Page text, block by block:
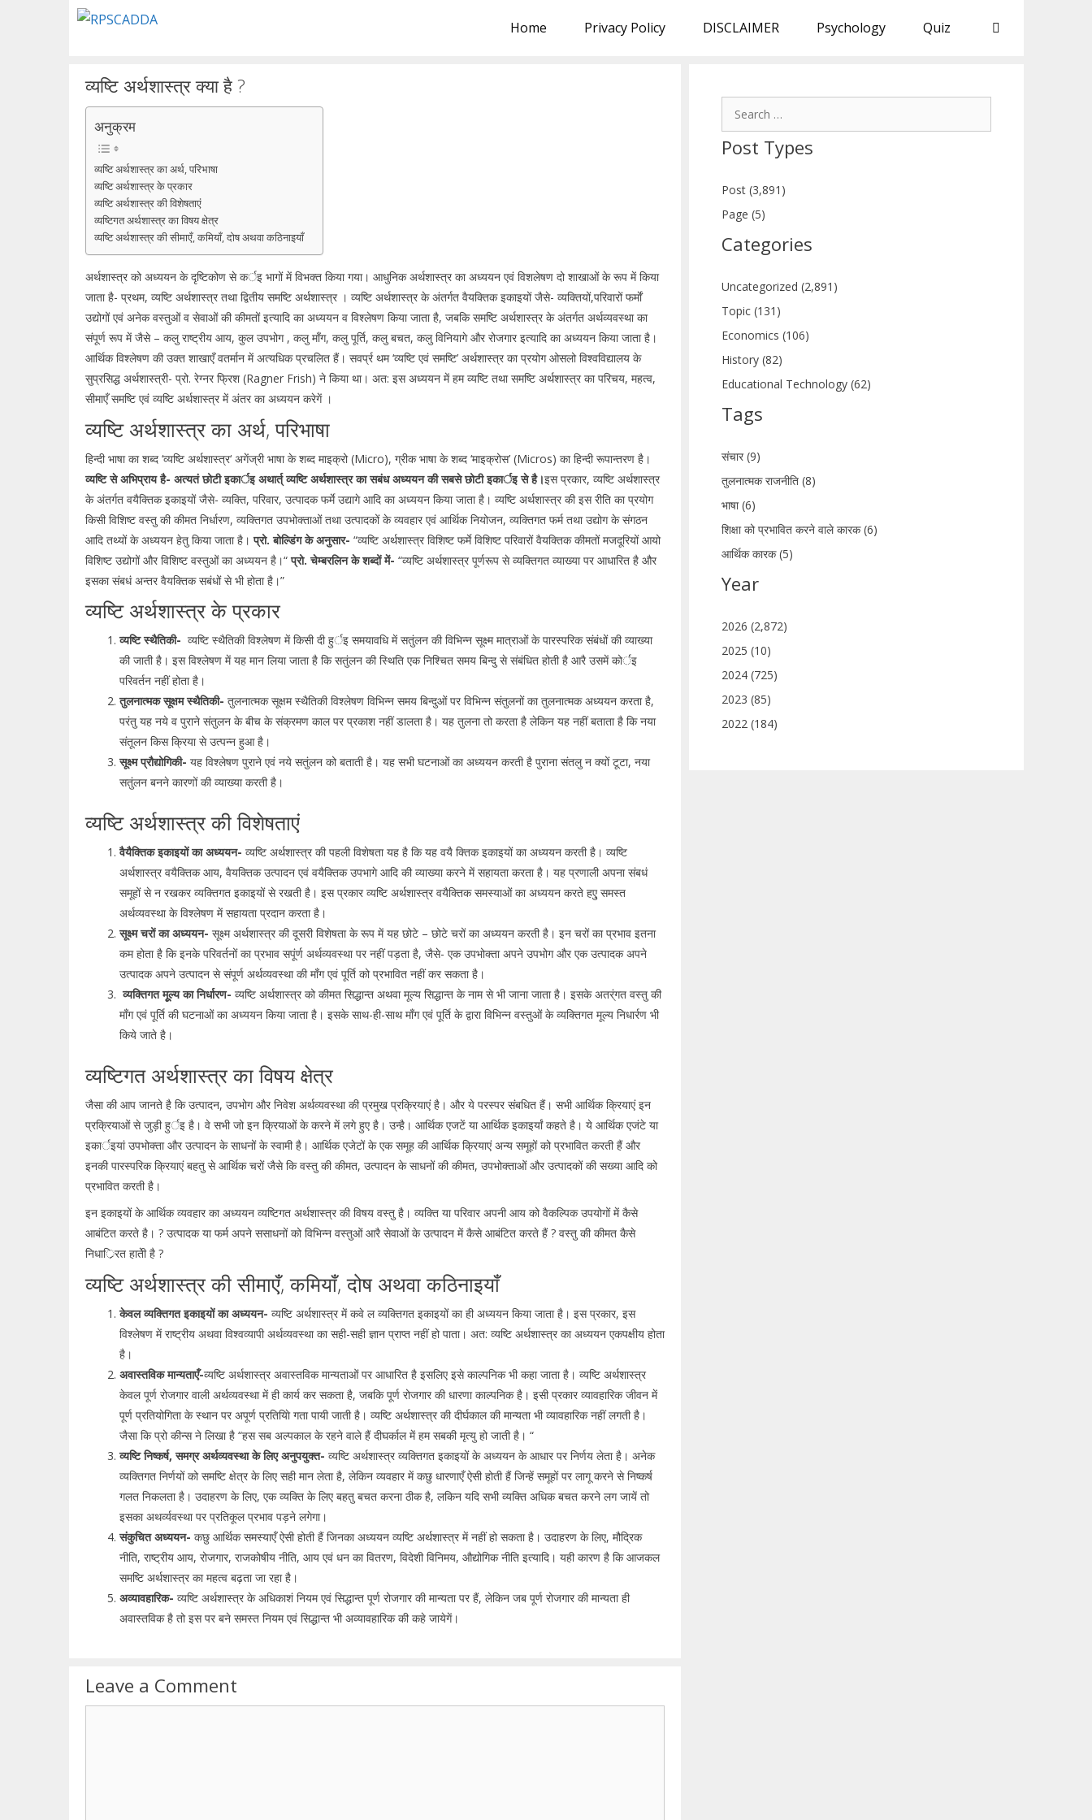
Home Privacy Policy DISCLAIMER Psychology Quiz
व्यष्टि अर्थशास्त्र क्या है ?
अनुक्रम
व्यष्टि अर्थशास्त्र का अर्थ, परिभाषा
व्यष्टि अर्थशास्त्र के प्रकार
व्यष्टि अर्थशास्त्र की विशेषताएं
व्यष्टिगत अर्थशास्त्र का विषय क्षेत्र
व्यष्टि अर्थशास्त्र की सीमाएँ, कमियाँ, दोष अथवा कठिनाइयाँ
अर्थशास्त्र को अध्ययन के दृष्टिकोण से कर्इ भागों में विभक्त किया गया। आधुनिक अर्थशास्त्र का अध्ययन एवं विशलेषण दो शाखाओं के रूप में किया
जाता है- प्रथम, व्यष्टि अर्थशास्त्र तथा द्वितीय समष्टि अर्थशास्त्र । व्यष्टि अर्थशास्त्र के अंतर्गत वैयक्तिक इकाइयों जैसे- व्यक्तियों,परिवारों फर्माें
उद्योगों एवं अनेक वस्तुओं व सेवाओं की कीमतों इत्यादि का अध्ययन व विश्लेषण किया जाता है, जबकि समष्टि अर्थशास्त्र के अंतर्गत अर्थव्यवस्था का
संपूर्ण रूप में जैसे – कलु राष्ट्रीय आय, कुल उपभोग , कलु माँग, कलु पूर्ति, कलु बचत, कलु विनियागे और रोजगार इत्यादि का अध्ययन किया जाता है।
आर्थिक विश्लेषण की उक्त शाखाएँ वतर्मान में अत्यधिक प्रचलित हैं। सवर्प्र थम ‘व्यष्टि एवं समष्टि’ अर्थशास्त्र का प्रयोग ओसलो विश्वविद्यालय के
सुप्रसिद्ध अर्थशास्त्री- प्रो. रेग्नर फ्रिश (Ragner Frish) ने किया था। अत: इस अध्ययन में हम व्यष्टि तथा समष्टि अर्थशास्त्र का परिचय, महत्व,
सीमाएँ समष्टि एवं व्यष्टि अर्थशास्त्र में अंतर का अध्ययन करेगें ।
व्यष्टि अर्थशास्त्र का अर्थ, परिभाषा
हिन्दी भाषा का शब्द ‘व्यष्टि अर्थशास्त्र‘ अगेंज्री भाषा के शब्द माइक्रो (Micro), ग्रीक भाषा के शब्द ‘माइक्रोस’ (Micros) का हिन्दी रूपान्तरण है।
व्यष्टि से अभिप्राय है- अत्यतं छोटी इकार्इ अथार्त् व्यष्टि अर्थशास्त्र का सबंध अध्ययन की सबसे छोटी इकार्इ से है।इस प्रकार, व्यष्टि अर्थशास्त्र
के अंतर्गत वयैक्तिक इकाइयों जैसे- व्यक्ति, परिवार, उत्पादक फर्मे उद्यागे आदि का अध्ययन किया जाता है। व्यष्टि अर्थशास्त्र की इस रीति का प्रयोग
किसी विशिष्ट वस्तु की कीमत निर्धारण, व्यक्तिगत उपभोक्ताओं तथा उत्पादकों के व्यवहार एवं आर्थिक नियोजन, व्यक्तिगत फर्म तथा उद्योग के संगठन
आदि तथ्यों के अध्ययन हेतु किया जाता है।प्रो. बोल्डिंग के अनुसार- “व्यष्टि अर्थशास्त्र विशिष्ट फर्मे विशिष्ट परिवारों वैयक्तिक कीमतों मजदूरियों आयो
विशिष्ट उद्योगों और विशिष्ट वस्तुओं का अध्ययन है।“प्रो. चेम्बरलिन के शब्दों में- “व्यष्टि अर्थशास्त्र पूर्णरूप से व्यक्तिगत व्याख्या पर आधारित है और
इसका संबधं अन्तर वैयक्तिक सबंधों से भी होता है।”
व्यष्टि अर्थशास्त्र के प्रकार
व्यष्टि स्थैतिकी- व्यष्टि स्थैतिकी विश्लेषण में किसी दी हुर्इ समयावधि में सतुंलन की विभिन्न सूक्ष्म मात्राओं के पारस्परिक संबंधों की व्याख्या
की जाती है। इस विश्लेषण में यह मान लिया जाता है कि सतुंलन की स्थिति एक निश्चित समय बिन्दु से संबंधित होती है आरै उसमें कोर्इ
परिवर्तन नहीं होता है।
तुलनात्मक सूक्षम स्थैतिकी- तुलनात्मक सूक्षम स्थैतिकी विश्लेषण विभिन्न समय बिन्दुओं पर विभिन्न संतुलनों का तुलनात्मक अध्ययन करता है,
परंतु यह नये व पुराने संतुलन के बीच के संक्रमण काल पर प्रकाश नहीं डालता है। यह तुलना तो करता है लेकिन यह नहीं बताता है कि नया
संतूलन किस क्रिया से उत्पन्न हुआ है।
सूक्ष्म प्रौद्योगिकी- यह विश्लेषण पुराने एवं नये सतुंलन को बताती है। यह सभी घटनाओं का अध्ययन करती है पुराना संतलु न क्यों टूटा, नया
सतुंलन बनने कारणों की व्याख्या करती है।
व्यष्टि अर्थशास्त्र की विशेषताएं
वैयैक्तिक इकाइयों का अध्ययन- व्यष्टि अर्थशास्त्र की पहली विशेषता यह है कि यह वयै क्तिक इकाइयों का अध्ययन करती है। व्यष्टि
अर्थशास्त्र वयैक्तिक आय, वैयक्तिक उत्पादन एवं वयैक्तिक उपभागे आदि की व्याख्या करने में सहायता करता है। यह प्रणाली अपना संबधं
समूहों से न रखकर व्यक्तिगत इकाइयों से रखती है। इस प्रकार व्यष्टि अर्थशास्त्र वयैक्तिक समस्याओं का अध्ययन करते हएु समस्त
अर्थव्यवस्था के विश्लेषण में सहायता प्रदान करता है।
सूक्ष्म चरों का अध्ययन- सूक्ष्म अर्थशास्त्र की दूसरी विशेषता के रूप में यह छोटे – छोटे चरों का अध्ययन करती है। इन चरों का प्रभाव इतना
कम होता है कि इनके परिवर्तनों का प्रभाव सपूंर्ण अर्थव्यवस्था पर नहीं पड़ता है, जैसे- एक उपभोक्ता अपने उपभोग और एक उत्पादक अपने
उत्पादक अपने उत्पादन से संपूर्ण अर्थव्यवस्था की माँग एवं पूर्ति को प्रभावित नहीं कर सकता है।
व्यक्तिगत मूूल्य का निर्धारण- व्यष्टि अर्थशास्त्र को कीमत सिद्धान्त अथवा मूल्य सिद्धान्त के नाम से भी जाना जाता है। इसके अतर्ंगत वस्तु की
माँग एवं पूर्ति की घटनाओं का अध्ययन किया जाता है। इसके साथ-ही-साथ माँग एवं पूर्ति के द्वारा विभिन्न वस्तुओं के व्यक्तिगत मूल्य निधार्रण भी
किये जाते है।
व्यष्टिगत अर्थशास्त्र का विषय क्षेत्र
जैसा की आप जानते है कि उत्पादन, उपभोग और निवेश अर्थव्यवस्था की प्रमुख प्रक्रियाएं है। और ये परस्पर संबधित हैं। सभी आर्थिक क्रियाएं इन
प्रक्रियाओं से जुड़ी हुर्इ है। वे सभी जो इन क्रियाओं के करने में लगे हुए है। उन्है। आर्थिक एजटें या आर्थिक इकाइर्यां कहते है। ये आर्थिक एजंटे या
इकार्इयां उपभोक्ता और उत्पादन के साधनों के स्वामी है। आर्थिक एजेटों के एक समूह की आर्थिक क्रियाएं अन्य समूहों को प्रभावित करती हैं और
इनकी पारस्परिक क्रियाएं बहतु से आर्थिक चरों जैसे कि वस्तु की कीमत, उत्पादन के साधनों की कीमत, उपभोक्ताओं और उत्पादकों की सख्या आदि को
प्रभावित करती है।
इन इकाइयों के आर्थिक व्यवहार का अध्ययन व्यष्टिगत अर्थशास्त्र की विषय वस्तु है। व्यक्ति या परिवार अपनी आय को वैकल्पिक उपयोगों में कैसे
आबंटित करते है। ? उत्पादक या फर्म अपने ससाधनों को विभिन्न वस्तुओं आरै सेवाओं के उत्पादन में कैसे आबंटित करते हैं ? वस्तु की कीमत कैसे
निधार्िरत हातेी है ?
व्यष्टि अर्थशास्त्र की सीमाएँ, कमियाँ, दोष अथवा कठिनाइयाँ
केवल व्यक्तिगत इकाइयों का अध्ययन- व्यष्टि अर्थशास्त्र में कवे ल व्यक्तिगत इकाइयों का ही अध्ययन किया जाता है। इस प्रकार, इस
विश्लेषण में राष्ट्रीय अथवा विश्वव्यापी अर्थव्यवस्था का सही-सही ज्ञान प्राप्त नहीं हो पाता। अत: व्यष्टि अर्थशास्त्र का अध्ययन एकपक्षीय होता
है।
अवास्तविक मान्यताएँ-व्यष्टि अर्थशास्त्र अवास्तविक मान्यताओं पर आधारित है इसलिए इसे काल्पनिक भी कहा जाता है। व्यष्टि अर्थशास्त्र
केवल पूर्ण रोजगार वाली अर्थव्यवस्था में ही कार्य कर सकता है, जबकि पूर्ण रोजगार की धारणा काल्पनिक है। इसी प्रकार व्यावहारिक जीवन में
पूर्ण प्रतियोगिता के स्थान पर अपूर्ण प्रतियाेि गता पायी जाती है। व्यष्टि अर्थशास्त्र की दीर्घकाल की मान्यता भी व्यावहारिक नहीं लगती है।
जैसा कि प्रो कीन्स ने लिखा है “हस सब अल्पकाल के रहने वाले हैं दीघर्काल में हम सबकी मृत्यु हो जाती है। “
व्यष्टि निष्कर्ष, समग्र अर्थव्यवस्था के लिए अनुपयुक्त- व्यष्टि अर्थशास्त्र व्यक्तिगत इकाइयों के अध्ययन के आधार पर निर्णय लेता है। अनेक
व्यक्तिगत निर्णयों को समष्टि क्षेत्र के लिए सही मान लेता है, लेकिन व्यवहार में कछु धारणाएँ ऐसी होती हैं जिन्हें समूहों पर लागू करने से निष्कर्ष
गलत निकलता है। उदाहरण के लिए, एक व्यक्ति के लिए बहतु बचत करना ठीक है, लकिन यदि सभी व्यक्ति अधिक बचत करने लग जायें तो
इसका अथर्व्यवस्था पर प्रतिकूल प्रभाव पड़ने लगेगा।
संकुचित अध्ययन- कछु आर्थिक समस्याएँ ऐसी होती हैं जिनका अध्ययन व्यष्टि अर्थशास्त्र में नहीं हो सकता है। उदाहरण के लिए, मौद्रिक
नीति, राष्ट्रीय आय, रोजगार, राजकोषीय नीति, आय एवं धन का वितरण, विदेशी विनिमय, औद्योगिक नीति इत्यादि। यही कारण है कि आजकल
समष्टि अर्थशास्त्र का महत्व बढ़ता जा रहा है।
अव्यावहारिक- व्यष्टि अर्थशास्त्र के अधिकाशं नियम एवं सिद्धान्त पूर्ण रोजगार की मान्यता पर हैं, लेकिन जब पूर्ण रोजगार की मान्यता ही
अवास्तविक है तो इस पर बने समस्त नियम एवं सिद्धान्त भी अव्यावहारिक की कहे जायेगें।
Leave a Comment
Post Types
Post (3,891)
Page (5)
Categories
Uncategorized (2,891)
Topic (131)
Economics (106)
History (82)
Educational Technology (62)
Tags
संचार (9)
तुलनात्मक राजनीति (8)
भाषा (6)
शिक्षा को प्रभावित करने वाले कारक (6)
आर्थिक कारक (5)
Year
2026 (2,872)
2025 (10)
2024 (725)
2023 (85)
2022 (184)